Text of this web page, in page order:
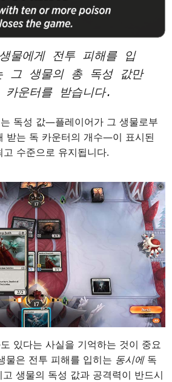
물에게 전투 피해를 입
그 생물의 총 독성 값만
운터를 받습니다.
독성 값—플레이어가 그 생물로부
받는 독 카운터의 개수—이 표시된
수준으로 유지됩니다.
있다는 사실을 기억하는 것이 중요
물은 전투 피해를 입히는 동시에독
생물의 독성 값과 공격력이 반드시